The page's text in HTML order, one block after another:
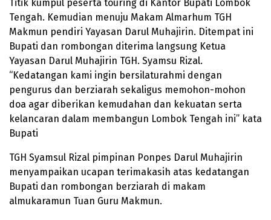
Titik kumpul peserta touring di Kantor Bupati Lombok
Tengah. Kemudian menuju Makam Almarhum TGH
Makmun pendiri Yayasan Darul Muhajirin. Ditempat ini
Bupati dan rombongan diterima langsung Ketua
Yayasan Darul Muhajirin TGH. Syamsu Rizal.
“Kedatangan kami ingin bersilaturahmi dengan
pengurus dan berziarah sekaligus memohon-mohon
doa agar diberikan kemudahan dan kekuatan serta
kelancaran dalam membangun Lombok Tengah ini” kata
Bupati
TGH Syamsul Rizal pimpinan Ponpes Darul Muhajirin
menyampaikan ucapan terimakasih atas kedatangan
Bupati dan rombongan berziarah di makam
almukaramun Tuan Guru Makmun.